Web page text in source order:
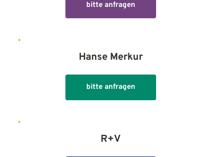
bitte anfragen
Hanse Merkur
bitte anfragen
R+V